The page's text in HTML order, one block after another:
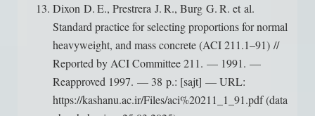
Dixon D. E., Prestrera J. R., Burg G. R. et al.
Standard practice for selecting proportions for normal
heavyweight, and mass concrete (ACI 211.1–91) //
Reported by ACI Committee 211. — 1991. —
Reapproved 1997. — 38 p.: [sajt] — URL:
https://kashanu.ac.ir/Files/aci%20211_1_91.pdf (data